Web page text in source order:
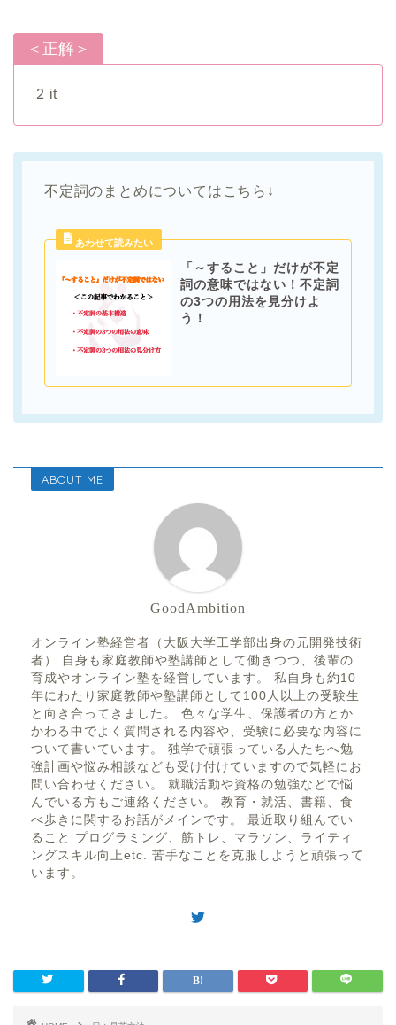
＜正解＞
2 it
不定詞のまとめについてはこちら↓
「～すること」だけが不定
詞の意味ではない！不定詞
の3つの用法を見分けよ
う！
ABOUT ME
GoodAmbition
オンライン塾経営者（大阪大学工学部出身の元開発技術
者） 自身も家庭教師や塾講師として働きつつ、後輩の
育成やオンライン塾を経営しています。 私自身も約10
年にわたり家庭教師や塾講師として100人以上の受験生
と向き合ってきました。 色々な学生、保護者の方とか
かわる中でよく質問される内容や、受験に必要な内容に
ついて書いています。 独学で頑張っている人たちへ勉
強計画や悩み相談なども受け付けていますので気軽にお
問い合わせください。 就職活動や資格の勉強などで悩
んでいる方もご連絡ください。 教育・就活、書籍、食
べ歩きに関するお話がメインです。 最近取り組んでい
ること プログラミング、筋トレ、マラソン、ライティ
ングスキル向上etc. 苦手なことを克服しようと頑張って
います。